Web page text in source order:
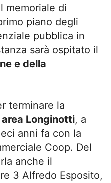
memoriale di
piano degli
pubblica in
sarà ospitato il
e della
terminare la
Longinotti, a
anni fa con la
Coop. Del
anche il
3 Alfredo Esposito,